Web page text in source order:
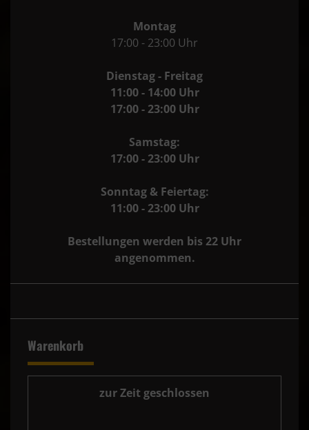
Montag
17:00 - 23:00 Uhr
Dienstag - Freitag
11:00 - 14:00 Uhr
17:00 - 23:00 Uhr
Samstag:
17:00 - 23:00 Uhr
Sonntag & Feiertag:
11:00 - 23:00 Uhr
Bestellungen werden bis 22 Uhr
angenommen.
Warenkorb
zur Zeit geschlossen